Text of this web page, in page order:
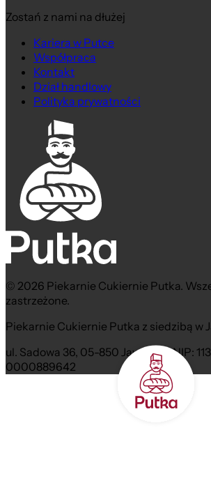
Zostań z nami na dłużej
Kariera w Putce
Współpraca
Kontakt
Dział handlowy
Polityka prywatności
© 2026 Piekarnie Cukiernie Putka.
zastrzeżone.
Piekarnie Cukiernie Putka z siedzibą w
ul. Sadowa 36, 05-850 Jawczyce NIP:
0000889642